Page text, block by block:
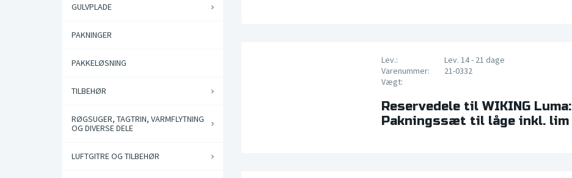
Lev.:
Lev. 14 - 21 dage
Varenummer:
21-0332
Vægt:
Reservedele til WIKING Luma:
Pakningssæt til låge inkl. lim
GULVPLADE
PAKNINGER
PAKKELØSNING
TILBEHØR
RØGSUGER, TAGTRIN, VARMFLYTNING
OG DIVERSE DELE
LUFTGITRE OG TILBEHØR